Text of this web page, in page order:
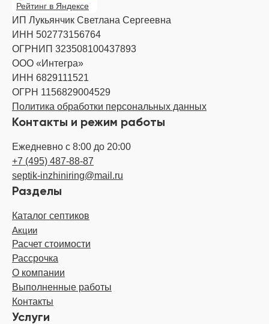
Рейтинг в Яндексе
ИП Лукьянчик Светлана Сергеевна
ИНН 502773156764
ОГРНИП 323508100437893
ООО «Интегра»
ИНН 6829111521
ОГРН 1156829004529
Политика обработки персональных данных
Контакты и режим работы
Ежедневно с 8:00 до 20:00
+7 (495) 487-88-87
septik-inzhiniring@mail.ru
Разделы
Каталог септиков
Акции
Расчет стоимости
Рассрочка
О компании
Выполненные работы
Контакты
Услуги